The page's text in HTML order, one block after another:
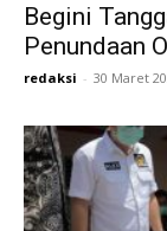
Begini
Penundaan
redaksi - 30 Maret